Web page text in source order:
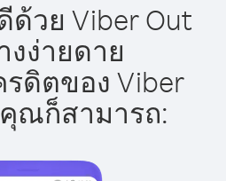
ด้วย Viber Out
งง่ายดาย
ดิตของ Viber
ณก็สามารถ: